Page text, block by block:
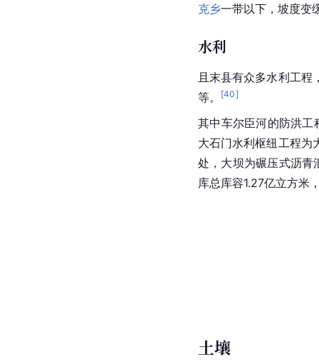
克乡一带以下， 坡度变
水利
且末县有众多水利工程
等。
[40]
其中车尔臣河的防洪工
大石门水利枢纽工程为
处，大坝为碾压式沥青
库总库容1.27亿立方
土壤